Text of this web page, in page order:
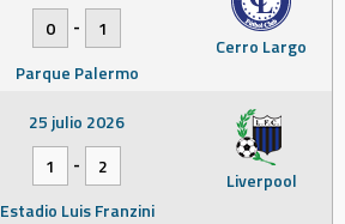
Cerro Largo
0
-
1
Parque Palermo
Liverpool
25 julio 2026
1
-
2
Estadio Luis Franzini